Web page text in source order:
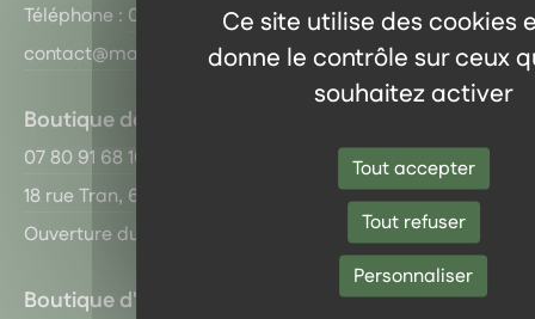
Ce site utilise des cookies
donne le contrôle sur ceux
souhaitez activer
Tout accepter
Tout refuser
Personnaliser
Téléphone : 09 81 80 70 33
contact@madlo.fr
Boutique de Pau
07 80 91 68 10
18 rue Tran, 64000 Pau
Ouverture du mardi au samedi de 10 h à 19 h non stop !
Boutique d'Orthez